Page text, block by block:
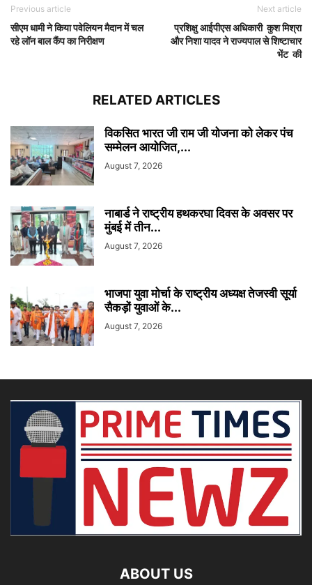
Previous article
सीएम धामी ने किया पवेलियन मैदान में चल
रहे लॉन बाल कैंप का निरीक्षण
Next article
प्रशिक्षु आईपीएस अधिकारी कुश मिश्रा
और निशा यादव ने राज्यपाल से शिष्टाचार
भेंट की
RELATED ARTICLES
विकसित भारत जी राम जी योजना को लेकर पंच
सम्मेलन आयोजित,...
August 7, 2026
नाबार्ड ने राष्ट्रीय हथकरघा दिवस के अवसर पर
मुंबई में तीन...
August 7, 2026
भाजपा युवा मोर्चा के राष्ट्रीय अध्यक्ष तेजस्वी सूर्या
सैकड़ों युवाओं के...
August 7, 2026
ABOUT US